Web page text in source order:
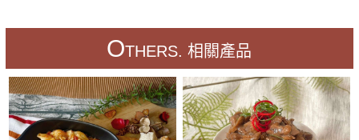
OTHERS. 相關產品